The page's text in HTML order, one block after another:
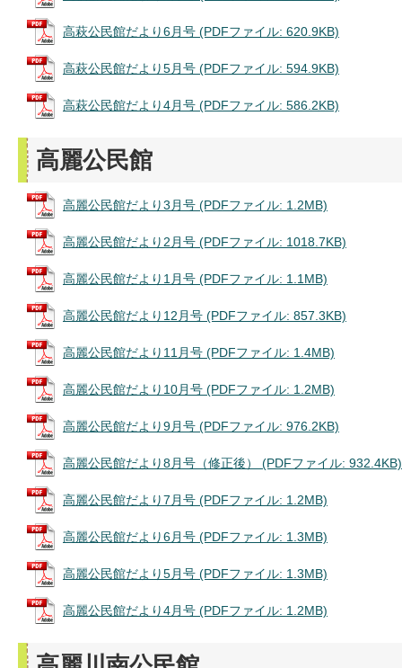
高萩公民館だより6月号 (PDFファイル: 620.9KB)
高萩公民館だより5月号 (PDFファイル: 594.9KB)
高萩公民館だより4月号 (PDFファイル: 586.2KB)
高麗公民館
高麗公民館だより3月号 (PDFファイル: 1.2MB)
高麗公民館だより2月号 (PDFファイル: 1018.7KB)
高麗公民館だより1月号 (PDFファイル: 1.1MB)
高麗公民館だより12月号 (PDFファイル: 857.3KB)
高麗公民館だより11月号 (PDFファイル: 1.4MB)
高麗公民館だより10月号 (PDFファイル: 1.2MB)
高麗公民館だより9月号 (PDFファイル: 976.2KB)
高麗公民館だより8月号（修正後） (PDFファイル: 932.4KB)
高麗公民館だより7月号 (PDFファイル: 1.2MB)
高麗公民館だより6月号 (PDFファイル: 1.3MB)
高麗公民館だより5月号 (PDFファイル: 1.3MB)
高麗公民館だより4月号 (PDFファイル: 1.2MB)